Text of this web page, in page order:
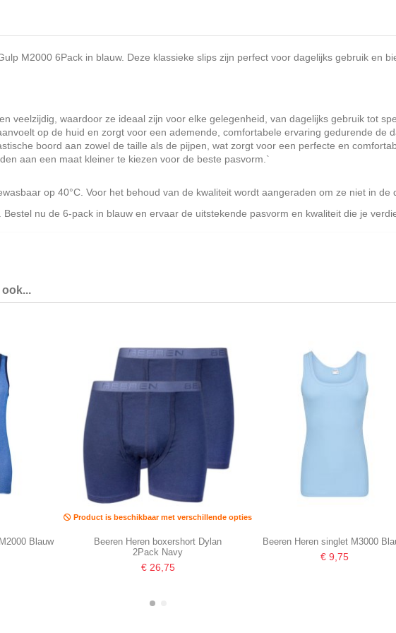
M2000 6Pack in blauw. Deze klassieke slips zijn perfect voor dagelijks gebruik en
veelzijdig, waardoor ze ideaal zijn voor elke gelegenheid, van dagelijks gebruik tot
op de huid en zorgt voor een ademende, comfortabele ervaring gedurende de
boord aan zowel de taille als de pijpen, wat zorgt voor een perfecte en
aan een maat kleiner te kiezen voor de beste pasvorm.`
op 40°C. Voor het behoud van de kwaliteit wordt aangeraden om ze niet in de
nu de 6-pack in blauw en ervaar de uitstekende pasvorm en kwaliteit die je
Blauw
Product is beschikbaar met verschillende opties
Beeren Heren boxershort Dylan
2Pack Navy
€ 26,75
Beeren Heren singlet M3000
€ 9,75